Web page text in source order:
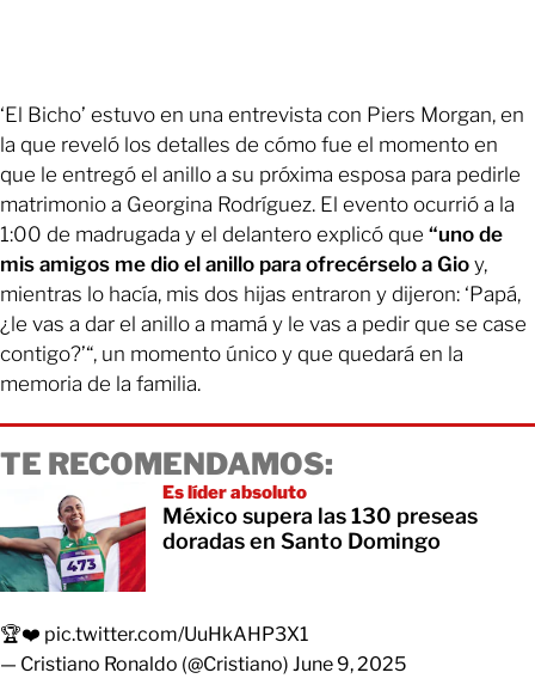
‘El Bicho’ estuvo en una entrevista con Piers Morgan, en
la que reveló los detalles de cómo fue el momento en
que le entregó el anillo a su próxima esposa para pedirle
matrimonio a Georgina Rodríguez. El evento ocurrió a la
1:00 de madrugada y el delantero explicó que “uno de
mis amigos me dio el anillo para ofrecérselo a Gio y,
mientras lo hacía, mis dos hijas entraron y dijeron: ‘Papá,
¿le vas a dar el anillo a mamá y le vas a pedir que se case
contigo?’“, un momento único y que quedará en la
memoria de la familia.
TE RECOMENDAMOS:
Es líder absoluto
México supera las 130 preseas
doradas en Santo Domingo
🏆❤️ pic.twitter.com/UuHkAHP3X1
— Cristiano Ronaldo (@Cristiano) June 9, 2025